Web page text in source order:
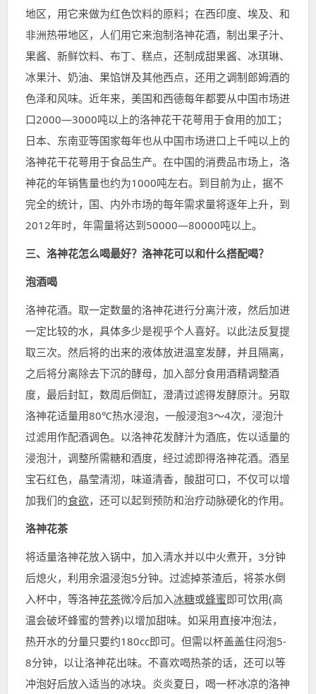
地区，用它来做为红色饮料的原料；在西印度、埃及、和
非洲热带地区，人们用它来泡制洛神花酒，制出果子汁、
果酱、新鲜饮料、布丁、糕点，还制成甜果酱、冰琪琳、
冰果汁、奶油、果馅饼及其他西点，还用之调制郎姆酒的
色泽和风味。近年来，美国和西德每年都要从中国市场进
口2000—3000吨以上的洛神花干花萼用于食用的加工；
日本、东南亚等国家每年也从中国市场进口上千吨以上的
洛神花干花萼用于食品生产。在中国的消费品市场上，洛
神花的年销售量也约为1000吨左右。到目前为止，据不
完全的统计，国、内外市场的每年需求量将逐年上升，到
2012年时，年需量将达到50000—80000吨以上。
三、洛神花怎么喝最好？洛神花可以和什么搭配喝？
泡酒喝
洛神花酒。取一定数量的洛神花进行分离汁液，然后加进
一定比较的水，具体多少是视乎个人喜好。以此法反复提
取三次。然后将的出来的液体放进温室发酵，并且隔离，
之后将分离除去下沉的酵母，加入部分食用酒精调整酒
度，最后封缸，数周后倒缸，澄清过滤得发酵原汁。另取
洛神花适量用80℃热水浸泡，一般浸泡3～4次，浸泡汁
过滤用作配酒调色。以洛神花发酵汁为酒底，佐以适量的
浸泡汁，调整所需糖和酒度，经过滤即得洛神花酒。酒呈
宝石红色，晶莹清沏，味道清香，酸甜可口，不仅可以增
加我们的食欲，还可以起到预防和治疗动脉硬化的作用。
洛神花茶
将适量洛神花放入锅中，加入清水并以中火煮开，3分钟
后熄火，利用余温浸泡5分钟。过滤掉茶渣后，将茶水倒
入杯中，等洛神花茶微冷后加入冰糖或蜂蜜即可饮用(高
温会破坏蜂蜜的营养)以增加甜味。如采用直接冲泡法，
热开水的分量只要约180cc即可。但需以杯盖盖住闷泡5-
8分钟，以让洛神花出味。不喜欢喝热茶的话，还可以等
冲泡好后放入适当的冰块。炎炎夏日，喝一杯冰凉的洛神